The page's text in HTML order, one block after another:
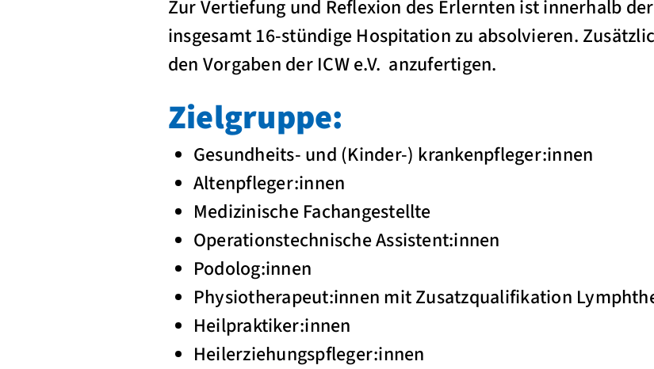
Zur Vertiefung und Reflexion des Erlernten ist innerhalb
insgesamt 16-stündige Hospitation zu absolvieren.
den Vorgaben der ICW e.V. anzufertigen.
Zielgruppe:
Gesundheits- und (Kinder-) krankenpfleger:innen
Altenpfleger:innen
Medizinische Fachangestellte
Operationstechnische Assistent:innen
Podolog:innen
Physiotherapeut:innen mit Zusatzqualifikation
Heilpraktiker:innen
Heilerziehungspfleger:innen